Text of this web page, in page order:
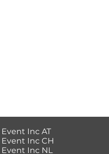
Event Inc AT
Event Inc CH
Event Inc NL